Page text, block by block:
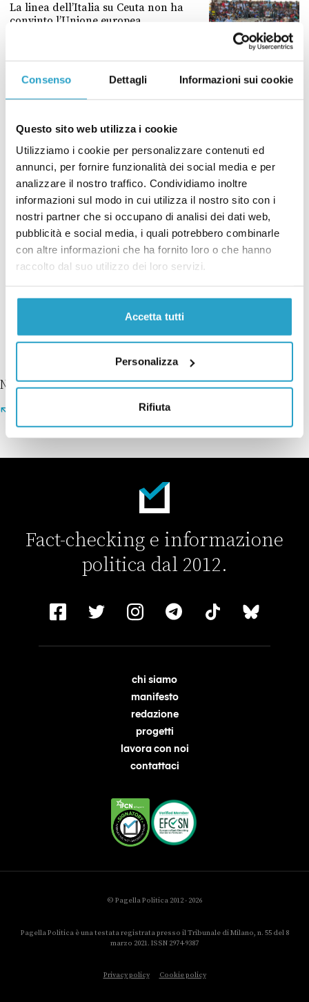
Consenso Dettagli Informazioni sui cookie
Questo sito web utilizza i cookie
Utilizziamo i cookie per personalizzare contenuti ed
annunci, per fornire funzionalità dei social media e per
analizzare il nostro traffico. Condividiamo inoltre
informazioni sul modo in cui utilizza il nostro sito con i
nostri partner che si occupano di analisi dei dati web,
pubblicità e social media, i quali potrebbero combinarle
con altre informazioni che ha fornito loro o che hanno
raccolto dal suo utilizzo dei loro servizi.
Accetta tutti
Personalizza
Rifiuta
La linea dell’Italia su Ceuta non ha
convinto l’Unione europea
PARTITI
Breve storia di come il “campo largo”
diLEONARDO BECCHI
Breve storia di come il “campo largo” si è diviso sull’Ucraina
SONDAGGI
Ormai per tutti i sondaggi Vannacci
ha superato la Lega
diREDAZIONE, SONDAGGI BIDIMEDIA
Ormai per tutti i sondaggi Vannacci ha superato la Lega
CARICA ALTRI ARTICOLI
Non ci sono risultati per la tua ricerca.
Fact-checking e informazione
politica dal 2012.
chi siamo
manifesto
redazione
progetti
lavora con noi
contattaci
© Pagella Politica 2012 - 2026
Pagella Politica è una testata registrata presso il Tribunale di Milano, n. 55 del 8
marzo 2021. ISSN 2974-9387
Privacy policy Cookie policy